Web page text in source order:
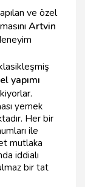
ve özel
Artvin
el yapımı
yemek
Her bir
ile
mutlaka
iddialı
bir tat